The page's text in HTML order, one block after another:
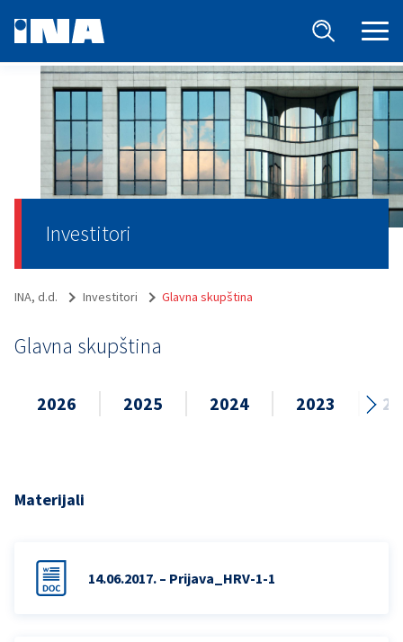
Investitori
INA, d.d. Investitori Glavna skupština
Glavna skupština
2026 2025 2024 2023
Materijali
14.06.2017. – Prijava_HRV-1-1